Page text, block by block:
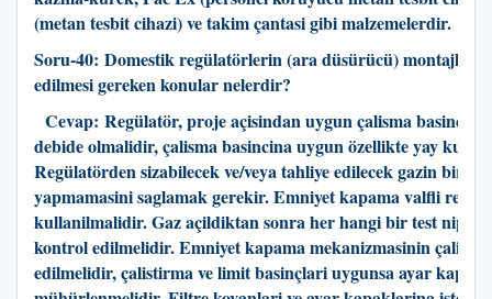
(metan tesbit cihazi) ve takim çantasi gibi malzemelerdir.
Soru-40: Domestik regülatörlerin (ara düsürücü)
edilmesi gereken konular nelerdir?
Cevap: Regülatör, proje açisindan uygun çalisma basinç
debide olmalidir, çalisma basincina uygun özellikte yay
Regülatörden sizabilecek ve/veya tahliye edilecek gazin
yapmamasini saglamak gerekir. Emniyet kapama valfli
kullanilmalidir. Gaz açildiktan sonra her hangi bir test
kontrol edilmelidir. Emniyet kapama mekanizmasinin
edilmelidir, çalistirma ve limit basinçlari uygunsa ayar